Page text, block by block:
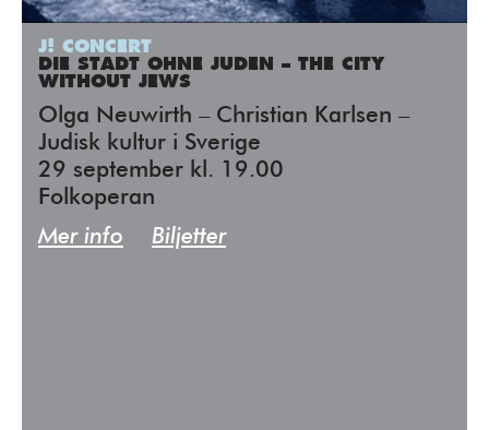
J! CONCERT
DIE STADT OHNE JUDEN – THE CITY
WITHOUT JEWS
Olga Neuwirth – Christian Karlsen –
Judisk kultur i Sverige
29 september kl. 19.00
Folkoperan
Mer info
Biljetter